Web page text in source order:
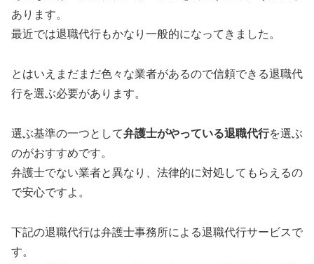
あります。
最近では退職代行もかなり一般的になってきました。
とはいえまだまだ色々な業者があるので信頼できる退職代
行を選ぶ必要があります。
選ぶ基準の一つとして弁護士がやっている退職代行を選ぶ
のがおすすめです。
弁護士でない業者と異なり、法律的に対処してもらえるの
で安心ですよ。
下記の退職代行は弁護士事務所による退職代行サービスで
す。